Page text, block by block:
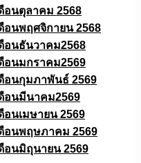
อนตุลาคม 2568
อนพฤศจิกายน 2568
อนธันวาคม2568
อนมกราคม2569
อนกุมภาพันธ์ 2569
อนมีนาคม2569
อนเมษายน 2569
อนพฤษภาคม 2569
อนมิถุนายน 2569